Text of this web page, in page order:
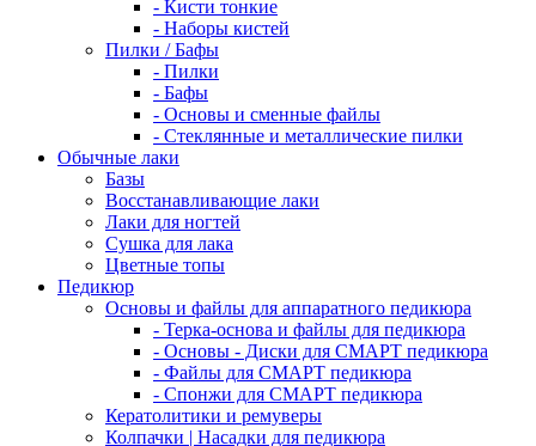
- Кисти тонкие
- Наборы кистей
Пилки / Бафы
- Пилки
- Бафы
- Основы и сменные файлы
- Стеклянные и металлические пилки
Обычные лаки
Базы
Восстанавливающие лаки
Лаки для ногтей
Сушка для лака
Цветные топы
Педикюр
Основы и файлы для аппаратного педикюра
- Терка-основа и файлы для педикюра
- Основы - Диски для СМАРТ педикюра
- Файлы для СМАРТ педикюра
- Спонжи для СМАРТ педикюра
Кератолитики и ремуверы
Колпачки | Насадки для педикюра